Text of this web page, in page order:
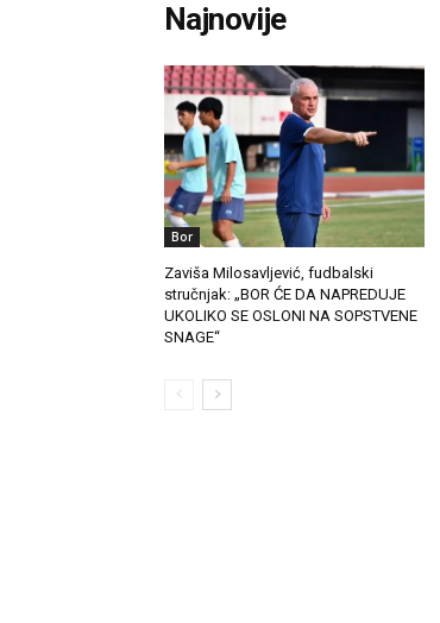
Najnovije
Bor
Zaviša Milosavljević, fudbalski
stručnjak: „BOR ĆE DA NAPREDUJE
UKOLIKO SE OSLONI NA SOPSTVENE
SNAGE“